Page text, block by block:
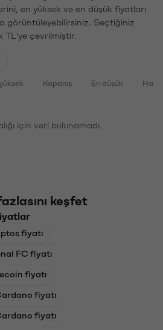
en yüksek ve en düşük fiyatları
görüntüleyebilirsiniz. Seçtiğiniz
TL'ye çevrilmiştir.
Kapanış En düşük
için veri bulunamadı.
keşfet
fiyatı
FC fiyatı
fiyatı
fiyatı
fiyatı